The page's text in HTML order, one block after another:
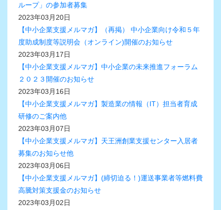
ループ」の参加者募集
2023年03月20日
【中小企業支援メルマガ】（再掲） 中小企業向け令和５年
度助成制度等説明会（オンライン)開催のお知らせ
2023年03月17日
【中小企業支援メルマガ】中小企業の未来推進フォーラム
２０２３開催のお知らせ
2023年03月16日
【中小企業支援メルマガ】製造業の情報（IT）担当者育成
研修のご案内他
2023年03月07日
【中小企業支援メルマガ】天王洲創業支援センター入居者
募集のお知らせ他
2023年03月06日
【中小企業支援メルマガ】(締切迫る！)運送事業者等燃料費
高騰対策支援金のお知らせ
2023年03月02日